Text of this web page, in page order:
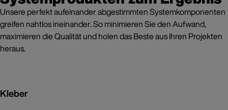
Unsere perfekt aufeinander abgestimmten Systemkomponenten
greifen nahtlos ineinander. So minimieren Sie den Aufwand,
maximieren die Qualität und holen das Beste aus Ihren Projekten
heraus.
Kleber